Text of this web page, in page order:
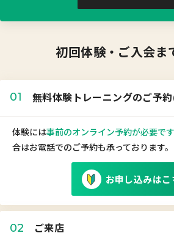
初回体験・ご入会ま
01 無料体験トレーニングのご予
体験には事前のオンライン予約が必要です
合はお電話でのご予約も承っております。
お申し込みはこ
02 ご来店